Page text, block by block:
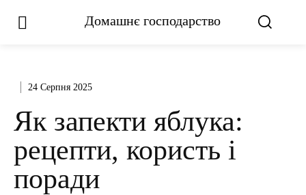
Домашнє господарство
24 Серпня 2025
Як запекти яблука:
рецепти, користь і
поради